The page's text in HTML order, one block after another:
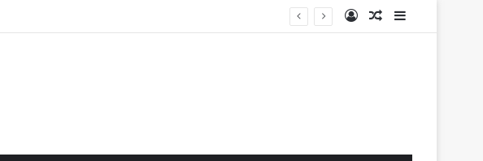
Log InRandom Article
Sidebar